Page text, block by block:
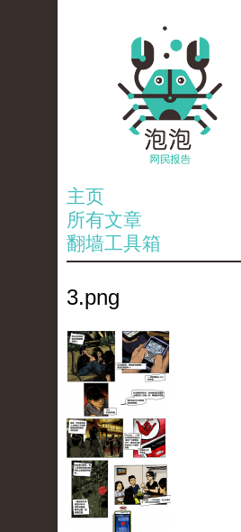
主页
所有文章
翻墙工具箱
3.png